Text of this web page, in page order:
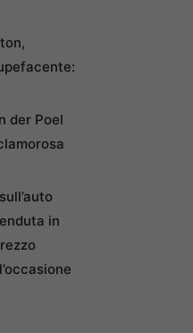
der Poel
in